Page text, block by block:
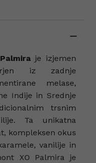
je izjemen
iz zadnje
melase,
Indije in Srednje
trsnim
Ta unikatna
kompleksen okus
vanilije in
XO Palmira je